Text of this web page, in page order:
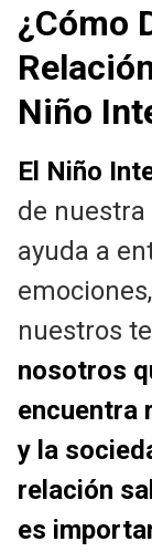
¿Cómo
Niño
El Niño
de
ayuda a
nuestros
nosotros
encuentra
y la
relación
es